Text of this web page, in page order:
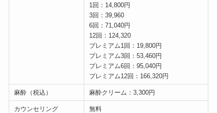
1回：14,800円
3回：39,960
6回：71,040円
12回：124,320
プレミアム1回：19,800円
プレミアム3回：53,460円
プレミアム6回：95,040円
プレミアム12回：166,320円
麻酔（税込） 麻酔クリーム：3,300円
カウンセリング 無料